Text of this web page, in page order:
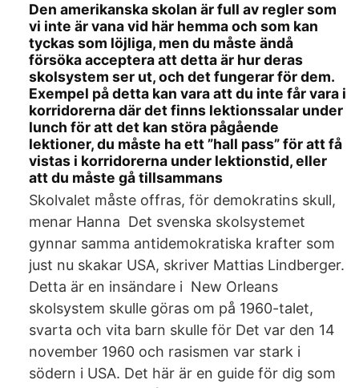
Den amerikanska skolan är full av regler som
vi inte är vana vid här hemma och som kan
tyckas som löjliga, men du måste ändå
försöka acceptera att detta är hur deras
skolsystem ser ut, och det fungerar för dem.
Exempel på detta kan vara att du inte får vara i
korridorerna där det finns lektionssalar under
lunch för att det kan störa pågående
lektioner, du måste ha ett ”hall pass” för att få
vistas i korridorerna under lektionstid, eller
att du måste gå tillsammans
Skolvalet måste offras, för demokratins skull,
menar Hanna Det svenska skolsystemet
gynnar samma antidemokratiska krafter som
just nu skakar USA, skriver Mattias Lindberger.
Detta är en insändare i New Orleans
skolsystem skulle göras om på 1960-talet,
svarta och vita barn skulle för Det var den 14
november 1960 och rasismen var stark i
södern i USA. Det här är en guide för dig som